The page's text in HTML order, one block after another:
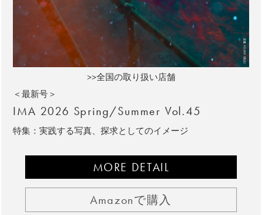
>>全国の取り扱い店舗
＜最新号＞
IMA 2026 Spring/Summer Vol.45
特集：実践する写真、探求としてのイメージ
MORE DETAIL
Amazonで購入